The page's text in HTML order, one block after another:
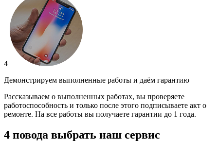
4
Демонстрируем выполненные работы и даём гарантию
Рассказываем о выполненных работах, вы проверяете
работоспособность и только после этого подписываете акт о
ремонте. На все работы вы получаете гарантии до 1 года.
4 повода выбрать наш сервис